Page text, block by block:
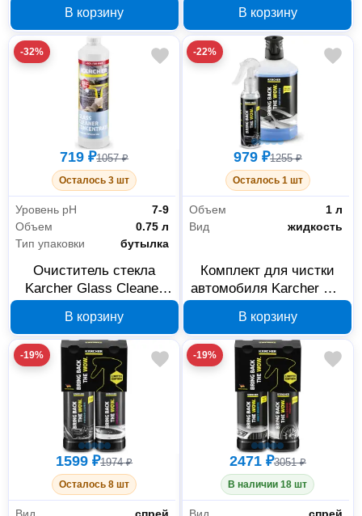
242.0
В корзину
500 мл 6.295-796.0
В корзину
-32%
719 ₽1057 ₽
Осталось 3 шт
Уровень рН
7-9
Объем
0.75 л
Тип упаковки
бутылка
Очиститель стекла
Karcher Glass Cleaner
170.0
В корзину
-22%
979 ₽1255 ₽
Осталось 1 шт
Объем
1 л
Вид
жидкость
Комплект для чистки
автомобиля Karcher Car
6.296-169.0
В корзину
-19%
1599 ₽1974 ₽
Осталось 8 шт
Вид спрей
-19%
2471 ₽3051 ₽
В наличии 18 шт
Вид спрей